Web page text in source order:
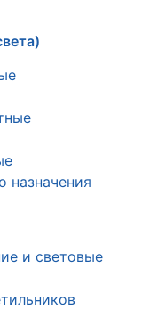
назначения
и световые